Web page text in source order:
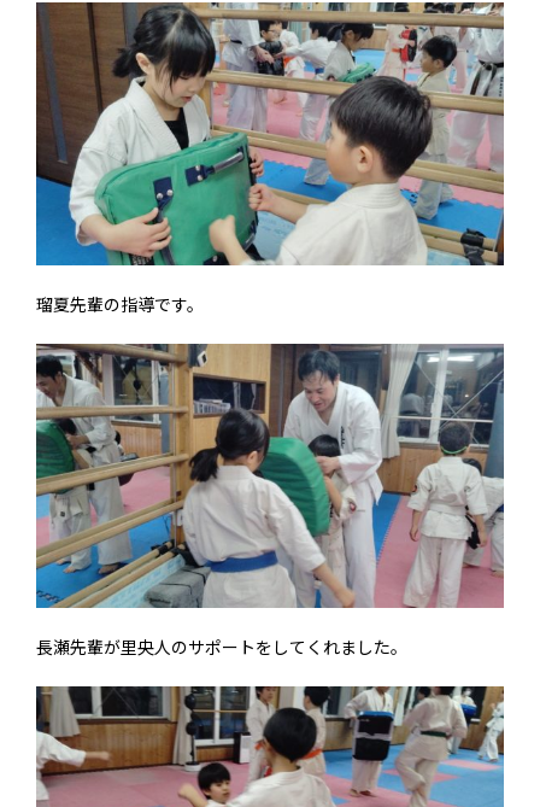
瑠夏先輩の指導です。
長瀬先輩が里央人のサポートをしてくれました。